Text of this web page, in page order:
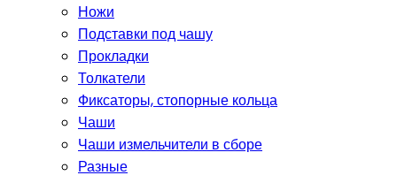
Ножи
Подставки под чашу
Прокладки
Толкатели
Фиксаторы, стопорные кольца
Чаши
Чаши измельчители в сборе
Разные